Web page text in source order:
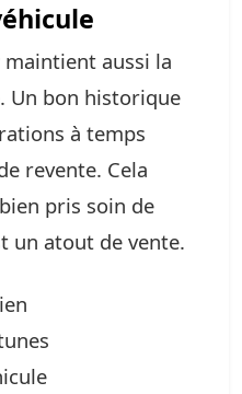
maintient aussi la
Un bon historique
à temps
revente. Cela
pris soin de
un atout de vente.